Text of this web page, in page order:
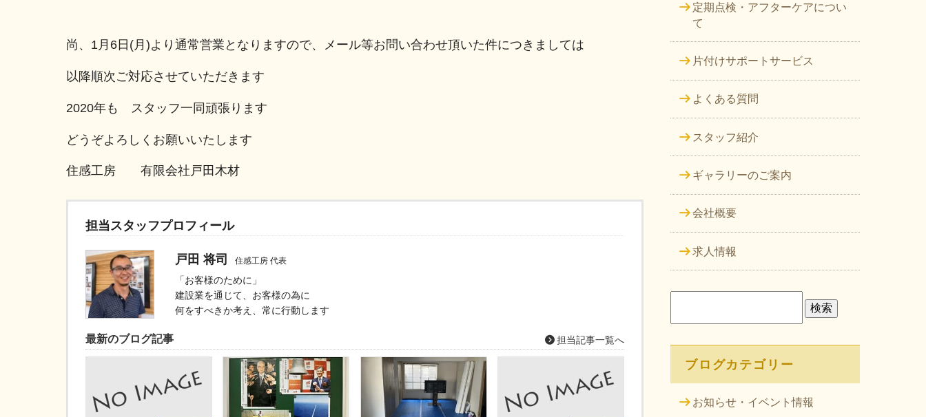
尚、1月6日(月)より通常営業となりますので、メール等お問い合わせ頂いた件につきましては
以降順次ご対応させていただきます
2020年も スタッフ一同頑張ります
どうぞよろしくお願いいたします
住感工房 有限会社戸田木材
担当スタッフプロフィール
戸田 将司 住感工房 代表
「お客様のために」
建設業を通じて、お客様の為に
何をすべきか考え、常に行動します
最新のブログ記事 担当記事一覧へ
定期点検・アフターケアについ
て
片付けサポートサービス
よくある質問
スタッフ紹介
ギャラリーのご案内
会社概要
求人情報
ブログカテゴリー
お知らせ・イベント情報